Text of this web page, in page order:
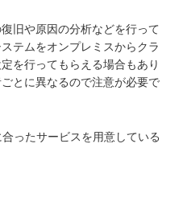
旧や原因の分析などを行って
テムをオンプレミスからクラ
を行ってもらえる場合もあり
とに異なるので注意が必要で
ったサービスを用意している